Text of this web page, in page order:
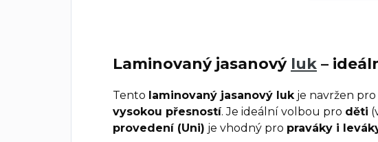
Laminovaný jasanový luk –
Tento laminovaný jasanový lukje navržen pro
vysokou přesností. Je ideální volbou pro děti
provedení (Uni) je vhodný pro praváky i